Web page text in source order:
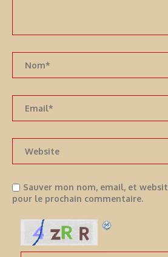
Sauver mon nom, email, et
pour le prochain commentaire.